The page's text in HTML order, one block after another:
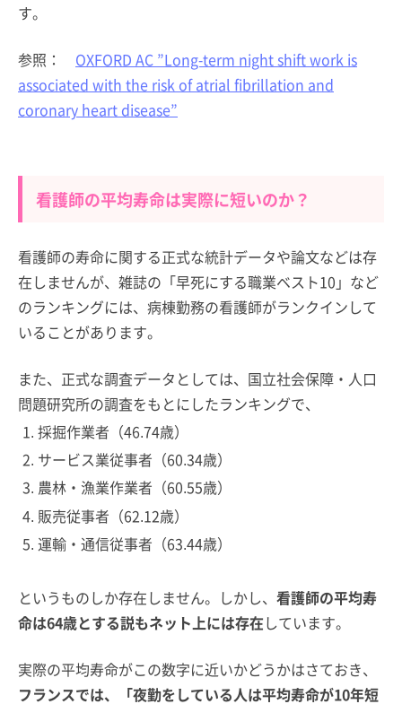
す。
参照： OXFORD AC ”Long-term night shift work is
associated with the risk of atrial fibrillation and
coronary heart disease”
看護師の平均寿命は実際に短いのか？
看護師の寿命に関する正式な統計データや論文などは存
在しませんが、雑誌の「早死にする職業ベスト10」など
のランキングには、病棟勤務の看護師がランクインして
いることがあります。
また、正式な調査データとしては、国立社会保障・人口
問題研究所の調査をもとにしたランキングで、
採掘作業者（46.74歳）
サービス業従事者（60.34歳）
農林・漁業作業者（60.55歳）
販売従事者（62.12歳）
運輸・通信従事者（63.44歳）
というものしか存在しません。しかし、 看護師の平均寿
命は64歳とする説もネット上には存在しています。
実際の平均寿命がこの数字に近いかどうかはさておき、
フランスでは、「夜勤をしている人は平均寿命が10年短